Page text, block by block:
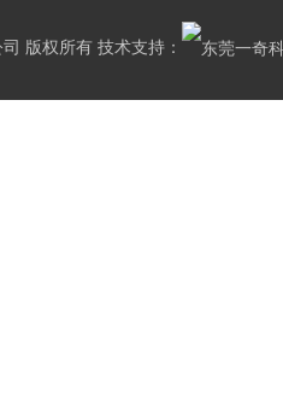
版权所有 技术支持：